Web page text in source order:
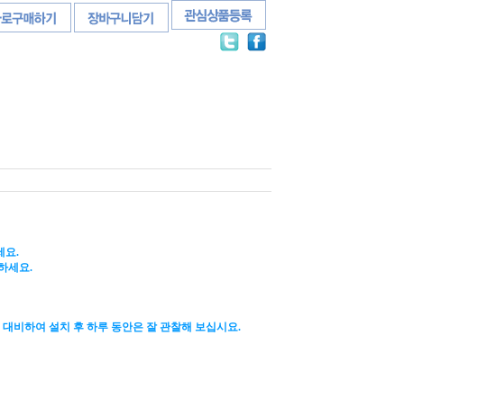
요.
세요.
비하여 설치 후 하루 동안은 잘 관찰해 보십시요.